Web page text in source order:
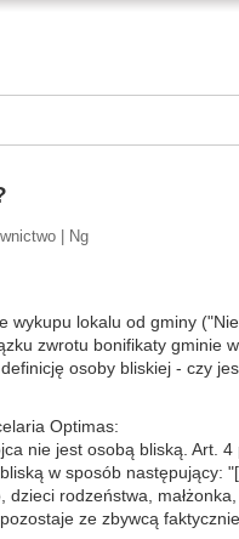
| Ng
wykupu lokalu od gminy
zwrotu bonifikaty gminie
osoby bliskiej - czy
Optimas:
nie jest osobą bliską. Art.
w sposób następujący:
rodzeństwa,
ze zbywcą